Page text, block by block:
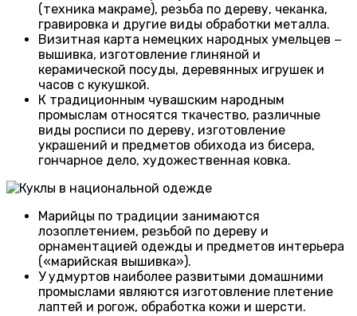
(техника макраме), резьба по дереву, чеканка,
гравировка и другие виды обработки металла.
Визитная карта немецких народных умельцев −
вышивка, изготовление глиняной и
керамической посуды, деревянных игрушек и
часов с кукушкой.
К традиционным чувашским народным
промыслам относятся ткачество, различные
виды росписи по дереву, изготовление
украшений и предметов обихода из бисера,
гончарное дело, художественная ковка.
Марийцы по традиции занимаются
лозоплетением, резьбой по дереву и
орнаментацией одежды и предметов интерьера
(«марийская вышивка»).
У удмуртов наиболее развитыми домашними
промыслами являются изготовление плетение
лаптей и рогож, обработка кожи и шерсти.